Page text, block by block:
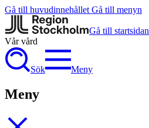
Gå till huvudinnehållet Gå till menyn
Gå till startsidan
Vår vård
Sök Meny
Meny